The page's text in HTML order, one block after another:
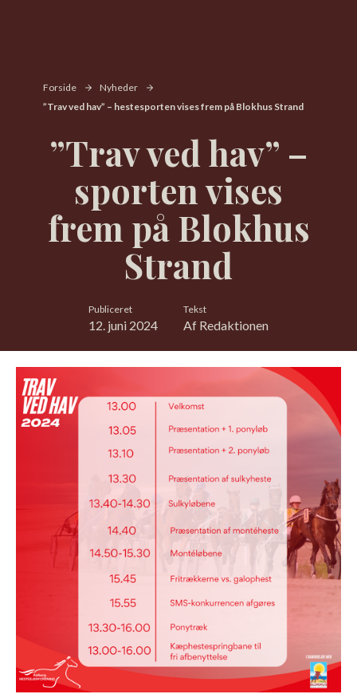
Forside
Nyheder
”Trav ved hav” – hestesporten vises frem på Blokhus Strand
”Trav ved hav” –
sporten vises
frem på Blokhus
Strand
Publiceret
12. juni 2024
Tekst
Af Redaktionen